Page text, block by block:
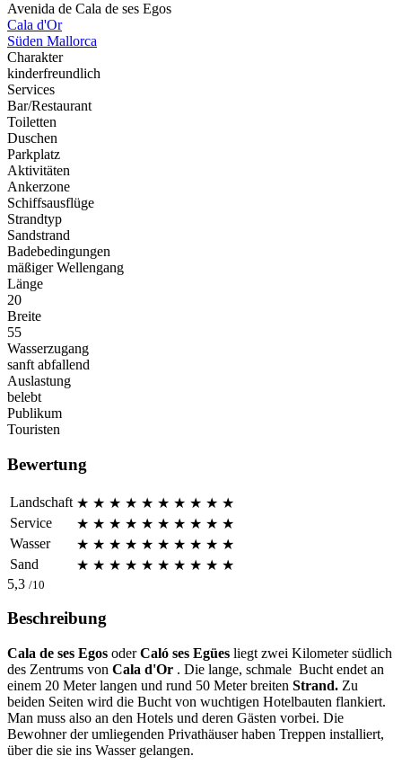
Avenida de Cala de ses Egos
Cala d'Or
Süden Mallorca
Charakter
kinderfreundlich
Services
Bar/Restaurant
Toiletten
Duschen
Parkplatz
Aktivitäten
Ankerzone
Schiffsausflüge
Strandtyp
Sandstrand
Badebedingungen
mäßiger Wellengang
Länge
20
Breite
55
Wasserzugang
sanft abfallend
Auslastung
belebt
Publikum
Touristen
Bewertung
Landschaft ★ ★ ★ ★ ★ ★ ★ ★ ★ ★
Service
★ ★ ★ ★ ★ ★ ★ ★ ★ ★
Wasser
★ ★ ★ ★ ★ ★ ★ ★ ★ ★
Sand
★ ★ ★ ★ ★ ★ ★ ★ ★ ★
5,3 /10
Beschreibung
Cala de ses Egos oderCaló ses Egües liegt zwei Kilometer südlich
des Zentrums von Cala d'Or . Die lange, schmale Bucht endet an
einem 20 Meter langen und rund 50 Meter breiten Strand. Zu
beiden Seiten wird die Bucht von wuchtigen Hotelbauten flankiert.
Man muss also an den Hotels und deren Gästen vorbei. Die
Bewohner der umliegenden Privathäuser haben Treppen installiert,
über die sie ins Wasser gelangen.